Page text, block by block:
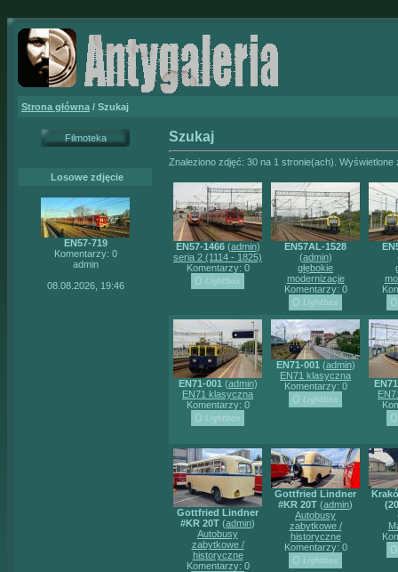
Strona główna / Szukaj
Filmoteka
Losowe zdjęcie
EN57-719
Komentarzy: 0
admin
08.08.2026, 19:46
Szukaj
Znaleziono zdjęć: 30 na 1 stronie(ach). Wyświetlone
EN57-1466(admin)
seria 2 (1114 - 1825)
Komentarzy: 0
EN57AL-1528
(admin)
głębokie
modernizacje
Komentarzy: 0
EN71-001 (admin)
EN71 klasyczna
Komentarzy: 0
EN71-001 (admin)
EN71 klasyczna
Komentarzy: 0
Gottfried Lindner
#KR 20T (admin)
Autobusy
zabytkowe /
historyczne
Komentarzy: 0
Gottfried Lindner
#KR 20T (admin)
Autobusy
zabytkowe /
historyczne
Komentarzy: 0